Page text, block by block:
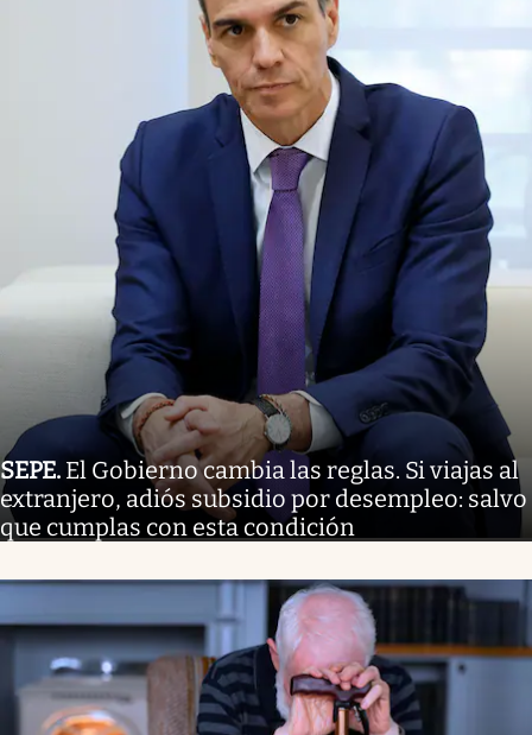
SEPE. El Gobierno cambia las reglas. Si viajas al
extranjero, adiós subsidio por desempleo: salvo
que cumplas con esta condición